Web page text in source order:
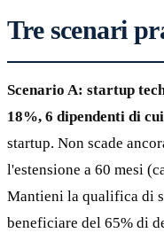
Tre scenari
Scenario A: startup
18%, 6 dipendenti di
startup. Non scade
l'estensione a 60 mesi
Mantieni la qualifica di
beneficiare del 65% di